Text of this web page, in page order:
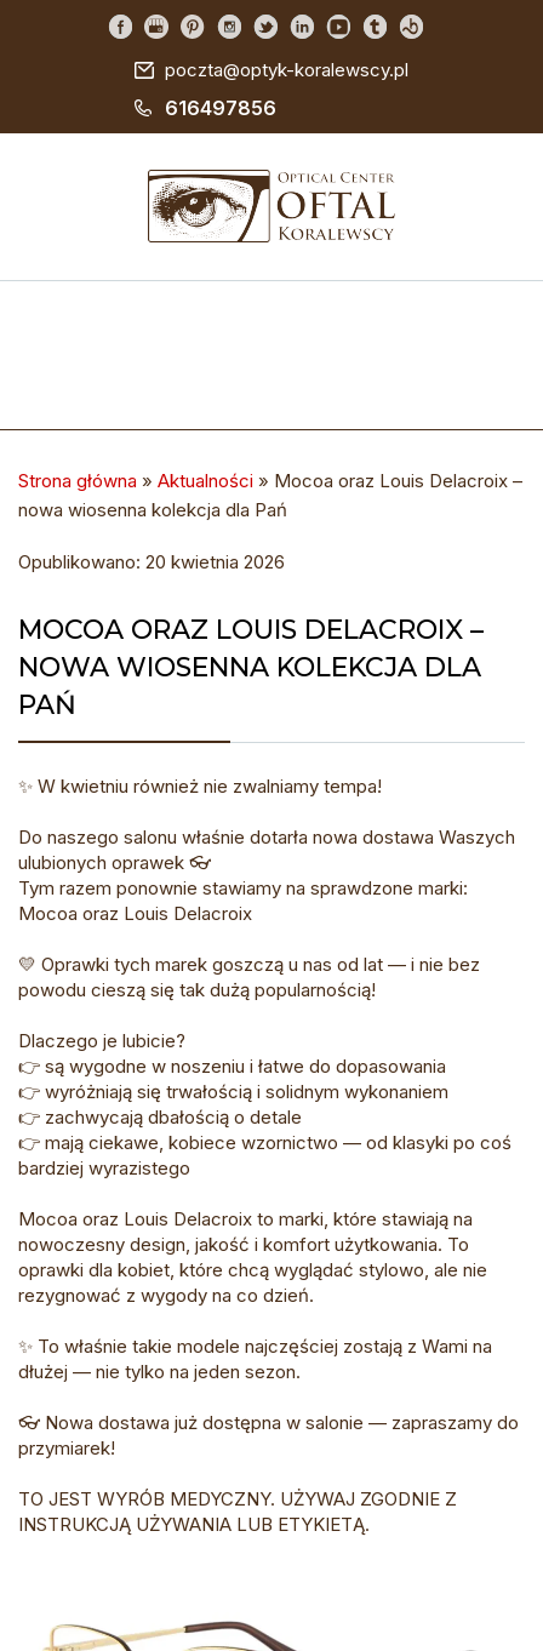
poczta@optyk-koralewscy.pl
616497856
Strona główna » Aktualności » Mocoa oraz Louis Delacroix –
nowa wiosenna kolekcja dla Pań
Opublikowano: 20 kwietnia 2026
MOCOA ORAZ LOUIS DELACROIX –
NOWA WIOSENNA KOLEKCJA DLA
PAŃ
✨ W kwietniu również nie zwalniamy tempa!
Do naszego salonu właśnie dotarła nowa dostawa Waszych
ulubionych oprawek 👓
Tym razem ponownie stawiamy na sprawdzone marki:
Mocoa oraz Louis Delacroix
💛 Oprawki tych marek goszczą u nas od lat — i nie bez
powodu cieszą się tak dużą popularnością!
Dlaczego je lubicie?
👉 są wygodne w noszeniu i łatwe do dopasowania
👉 wyróżniają się trwałością i solidnym wykonaniem
👉 zachwycają dbałością o detale
👉 mają ciekawe, kobiece wzornictwo — od klasyki po coś
bardziej wyrazistego
Mocoa oraz Louis Delacroix to marki, które stawiają na
nowoczesny design, jakość i komfort użytkowania. To
oprawki dla kobiet, które chcą wyglądać stylowo, ale nie
rezygnować z wygody na co dzień.
✨ To właśnie takie modele najczęściej zostają z Wami na
dłużej — nie tylko na jeden sezon.
👓 Nowa dostawa już dostępna w salonie — zapraszamy do
przymiarek!
TO JEST WYRÓB MEDYCZNY. UŻYWAJ ZGODNIE Z
INSTRUKCJĄ UŻYWANIA LUB ETYKIETĄ.